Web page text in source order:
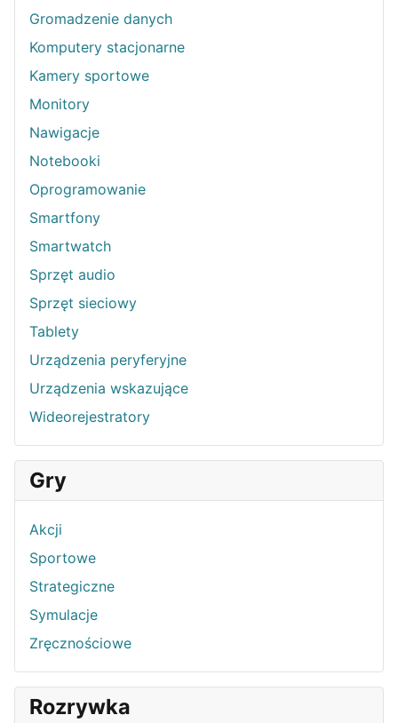
Gromadzenie danych
Komputery stacjonarne
Kamery sportowe
Monitory
Nawigacje
Notebooki
Oprogramowanie
Smartfony
Smartwatch
Sprzęt audio
Sprzęt sieciowy
Tablety
Urządzenia peryferyjne
Urządzenia wskazujące
Wideorejestratory
Gry
Akcji
Sportowe
Strategiczne
Symulacje
Zręcznościowe
Rozrywka